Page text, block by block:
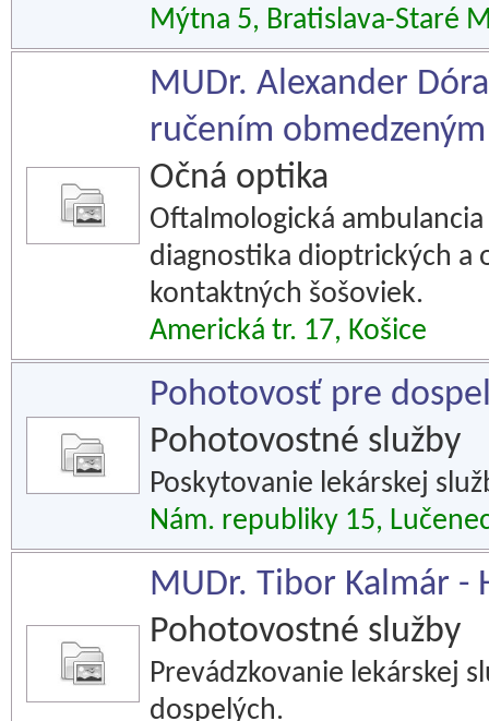
Mýtna 5, Bratislava-Staré
MUDr. Alexander
ručením obmedzeným
Očná optika
Oftalmologická
diagnostika dioptrických a
kontaktných šošoviek.
Americká tr. 17, Košice
Pohotovosť pre
Pohotovostné služby
Poskytovanie lekárskej
Nám. republiky 15,
MUDr. Tibor Kalmár -
Pohotovostné služby
Prevádzkovanie lekárskej
dospelých.